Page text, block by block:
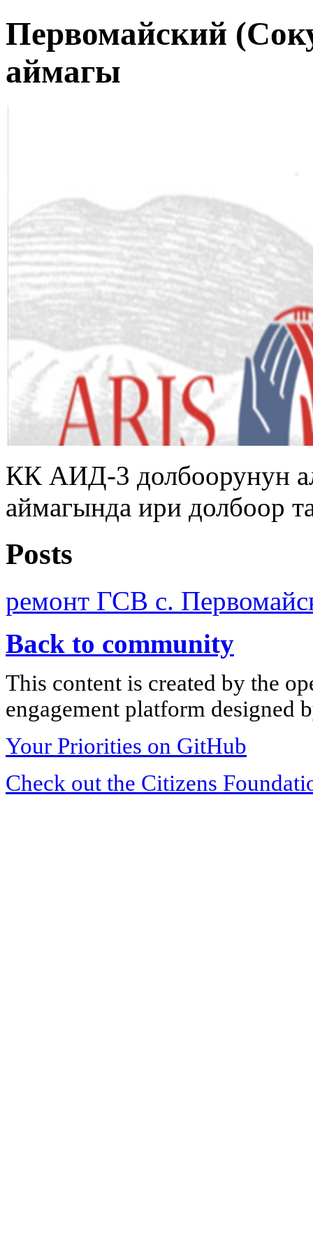
Первомайский
аймагы
КК АИД-3 долбоорунун
аймагында ири долбоор
Posts
ремонт ГСВ с.
Back to community
This content is created by the
engagement platform designed
Your Priorities on GitHub
Check out the Citizens